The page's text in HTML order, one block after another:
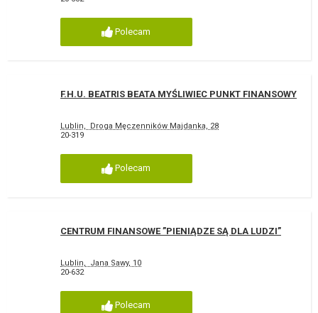
Polecam
F.H.U. BEATRIS BEATA MYŚLIWIEC PUNKT FINANSOWY
Lublin, Droga Męczenników Majdanka, 28
20-319
Polecam
CENTRUM FINANSOWE ”PIENIĄDZE SĄ DLA LUDZI”
Lublin, Jana Sawy, 10
20-632
Polecam